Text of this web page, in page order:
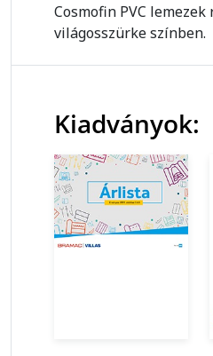
Cosmofin PVC
világosszürke színben.
Kiadványok: